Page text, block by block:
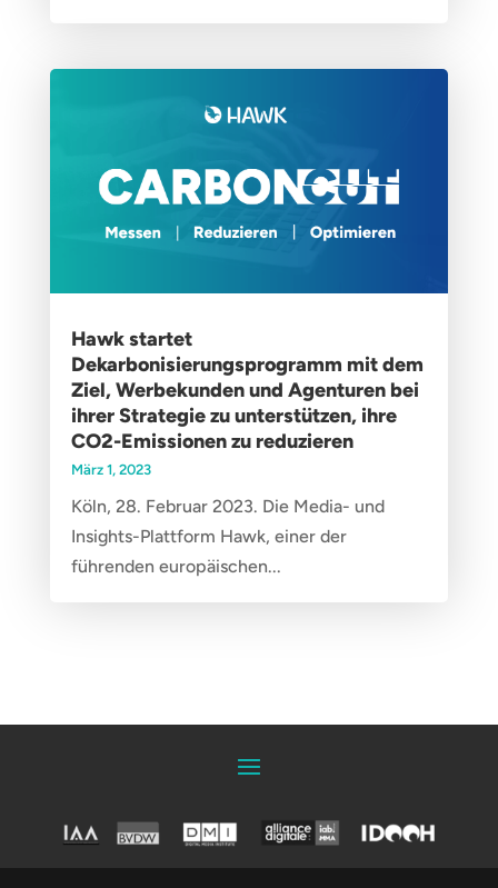
Hawk startet
Dekarbonisierungsprogramm mit dem
Ziel, Werbekunden und Agenturen bei
ihrer Strategie zu unterstützen, ihre
CO2-Emissionen zu reduzieren
März 1, 2023
Köln, 28. Februar 2023. Die Media- und
Insights-Plattform Hawk, einer der
führenden europäischen...